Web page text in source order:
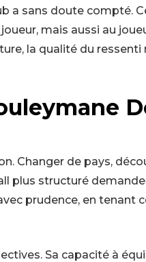
a sans doute compté.
mais aussi au
la qualité du ressenti
Changer de pays,
plus structuré
prudence, en tenant
Sa capacité à